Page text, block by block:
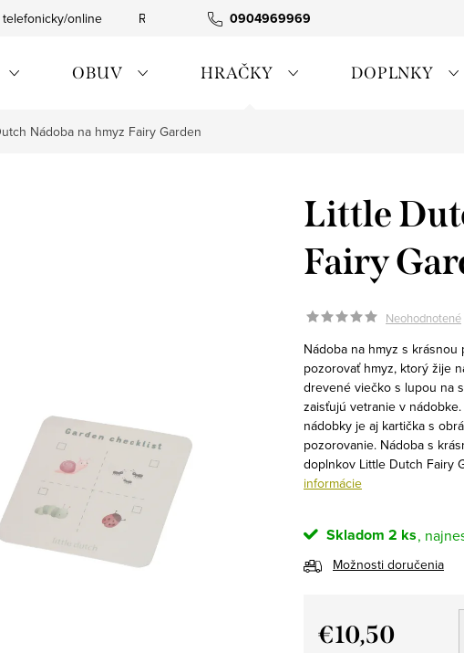
0904969969
online Rýchla expedícia Tovar skladom
OBUV HRAČKY DOPLNKY
Nádoba na hmyz Fairy Garden
Little
Fairy
Neohodnotené
Nádoba na hmyz s
pozorovať hmyz, ktorý žije
drevené viečko s lupou na
zaisťujú vetranie v
nádobky je aj kartička s
pozorovanie. Nádoba s
doplnkov Little Dutch Fairy
informácie
Skladom 2 ks
Možnosti doručenia
€10,50